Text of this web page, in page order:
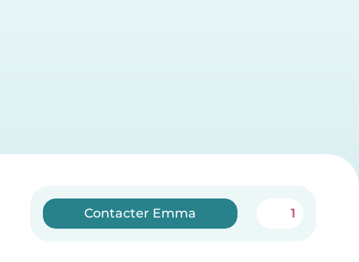
Contacter Emma 1